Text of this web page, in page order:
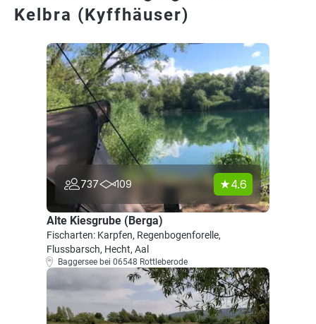
Kelbra (Kyffhäuser)
737 109 4.6
Alte Kiesgrube (Berga)
Fischarten: Karpfen, Regenbogenforelle,
Flussbarsch, Hecht, Aal
Baggersee bei 06548 Rottleberode